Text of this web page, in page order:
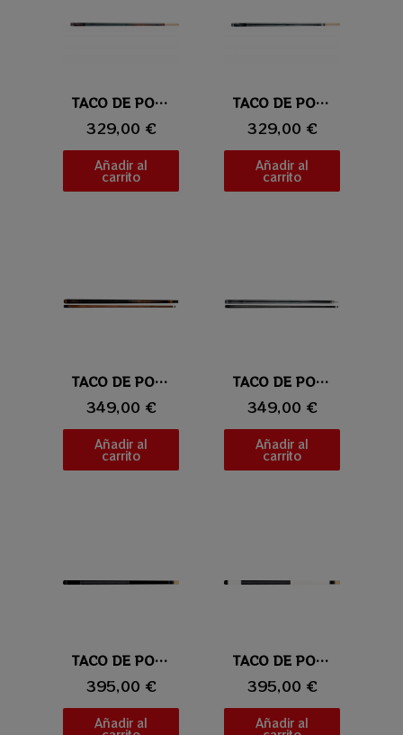
Vista rápidaTACO DE POOL UNIVERSAL ULTIMO 02
329,00 €
Añadir al
carrito
Vista rápidaTACO DE POOL UNIVERSAL ULTIMO 01
329,00 €
Añadir al
carrito
Vista rápidaTACO DE POOL UNIVERSAL ULTIMO 04
349,00 €
Añadir al
carrito
Vista rápidaTACO DE POOL UNIVERSAL ULTIMO 03
349,00 €
Añadir al
carrito
Vista rápidaTACO DE POOL UNIVERSAL 114-5
395,00 €
Añadir al
Vista rápidaTACO DE POOL UNIVERSAL 114-4
395,00 €
Añadir al